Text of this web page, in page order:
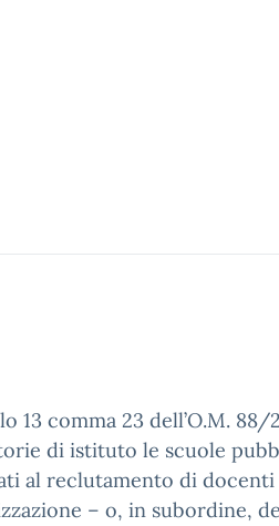
13 comma 23 dell’O.M.
di istituto le scuole
al reclutamento di
– o, in subordine,